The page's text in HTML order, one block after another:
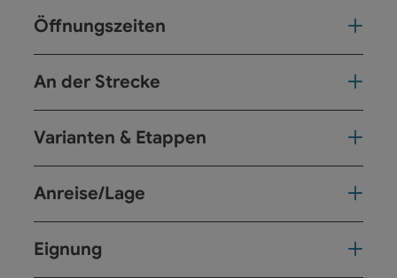
Öffnungszeiten
An der Strecke
Varianten & Etappen
Anreise/Lage
Eignung